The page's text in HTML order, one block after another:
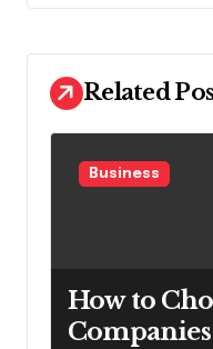
o
nRelated
Business
How to